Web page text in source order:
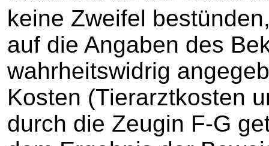
keine Zweifel
auf die Angaben des
wahrheitswidrig
Kosten (Tierarztkosten
durch die Zeugin F-G